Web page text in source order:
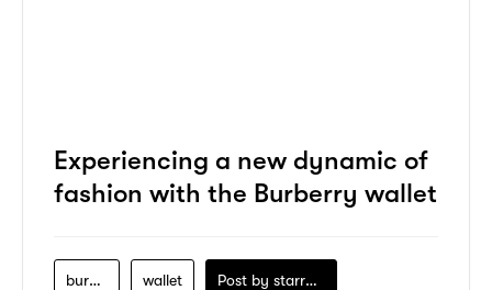
Experiencing a new dynamic of
fashion with the Burberry wallet
burberry wallet Post by starry1989